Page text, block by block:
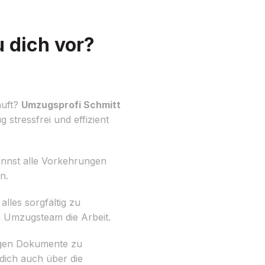
dich vor?
Umzugsprofi Schmitt
stressfrei und effizient
alle Vorkehrungen
sorgfältig zu
die Arbeit.
Dokumente zu
auch über die